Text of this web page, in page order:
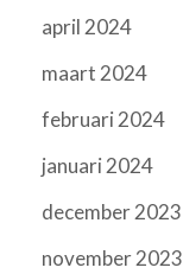
april 2024
maart 2024
februari 2024
januari 2024
december 2023
november 2023